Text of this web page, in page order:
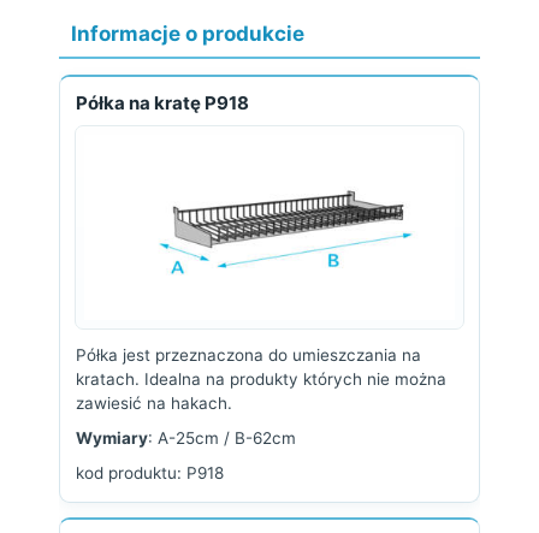
Informacje o produkcie
Półka na kratę P918
Półka jest przeznaczona do umieszczania na
kratach. Idealna na produkty których nie można
zawiesić na hakach.
Wymiary: A-25cm / B-62cm
kod produktu: P918